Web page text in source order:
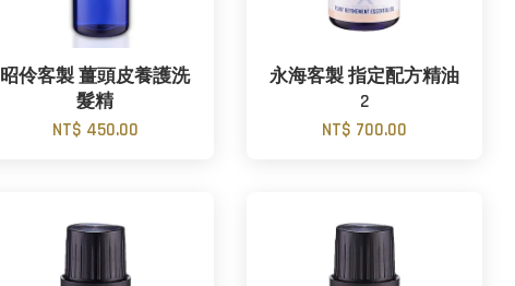
昭伶客製 薑頭皮養護洗
髮精
NT$ 450.00
永海客製 指定配方精油
2
NT$ 700.00